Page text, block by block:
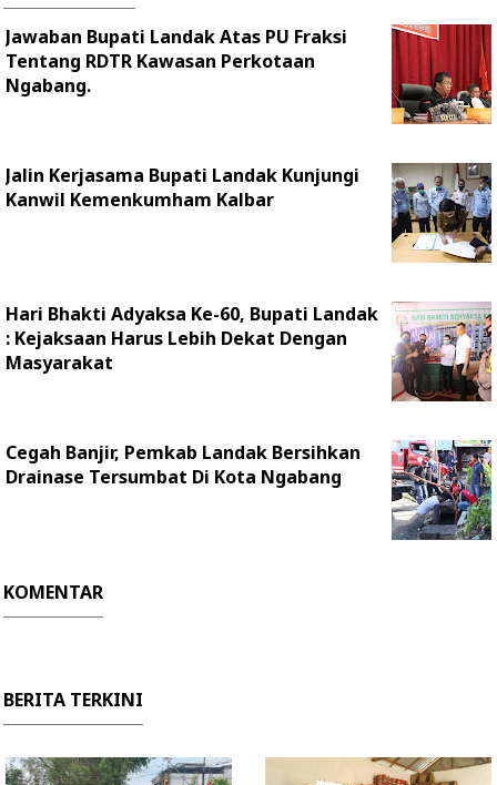
Jawaban Bupati Landak Atas PU Fraksi
Tentang RDTR Kawasan Perkotaan
Ngabang.
Jalin Kerjasama Bupati Landak Kunjungi
Kanwil Kemenkumham Kalbar
Hari Bhakti Adyaksa Ke-60, Bupati Landak
: Kejaksaan Harus Lebih Dekat Dengan
Masyarakat
Cegah Banjir, Pemkab Landak Bersihkan
Drainase Tersumbat Di Kota Ngabang
KOMENTAR
BERITA TERKINI